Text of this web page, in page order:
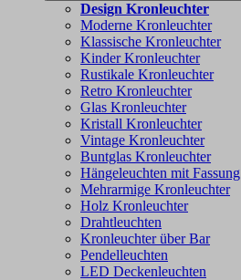
Design Kronleuchter
Moderne Kronleuchter
Klassische Kronleuchter
Kinder Kronleuchter
Rustikale Kronleuchter
Retro Kronleuchter
Glas Kronleuchter
Kristall Kronleuchter
Vintage Kronleuchter
Buntglas Kronleuchter
Hängeleuchten mit Fassung
Mehrarmige Kronleuchter
Holz Kronleuchter
Drahtleuchten
Kronleuchter über Bar
Pendelleuchten
LED Deckenleuchten